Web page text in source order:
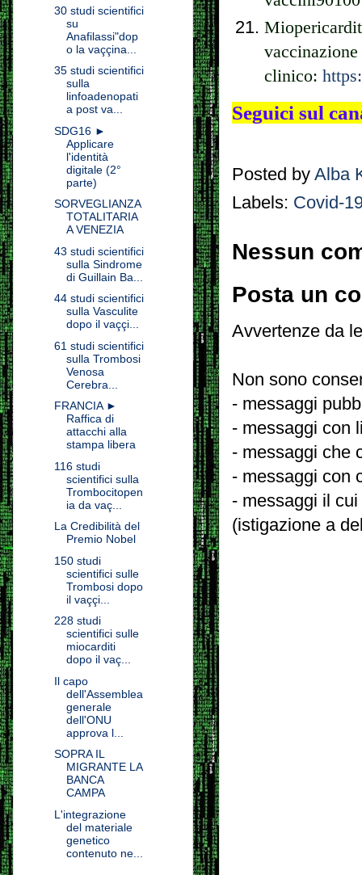
clinico:
Seguici sul
Posted by Alba
Labels: Covid-
Nessun
Posta un
Avvertenze da
Non sono
- messaggi
- messaggi con
- messaggi che
- messaggi con
- messaggi il
(istigazione a
30 studi scientifici
su
Anafilassi"dop
o la vaççina...
35 studi scientifici
sulla
linfoadenopati
a post va...
SDG16 ►
Applicare
l'identità
digitale (2°
parte)
SORVEGLIANZA
TOTALITARIA
A VENEZIA
43 studi scientifici
sulla Sindrome
di Guillain Ba...
44 studi scientifici
sulla Vasculite
dopo il vaççi...
61 studi scientifici
sulla Trombosi
Venosa
Cerebra...
FRANCIA ►
Raffica di
attacchi alla
stampa libera
116 studi
scientifici sulla
Trombocitopen
ia da vaç...
La Credibilità del
Premio Nobel
150 studi
scientifici sulle
Trombosi dopo
il vaççi...
228 studi
scientifici sulle
miocarditi
dopo il vaç...
Il capo
dell'Assemblea
generale
dell'ONU
approva l...
SOPRA IL
MIGRANTE LA
BANCA
CAMPA
L'integrazione
del materiale
genetico
contenuto ne...